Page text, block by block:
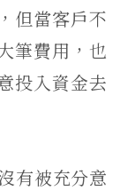
但當客戶不
筆費用，也
投入資金去
有被充分意